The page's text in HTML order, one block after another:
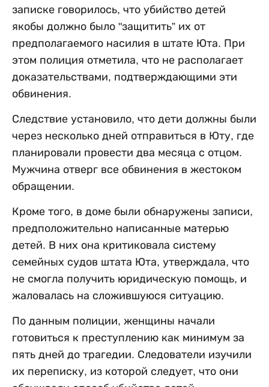
записке говорилось, что убийство детей
якобы должно было "защитить” их от
предполагаемого насилия в штате Юта. При
этом полиция отметила, что не располагает
доказательствами, подтверждающими эти
обвинения.
Следствие установило, что дети должны были
через несколько дней отправиться в Юту, где
планировали провести два месяца с отцом.
Мужчина отверг все обвинения в жестоком
обращении.
Кроме того, в доме были обнаружены записи,
предположительно написанные матерью
детей. В них она критиковала систему
семейных судов штата Юта, утверждала, что
не смогла получить юридическую помощь, и
жаловалась на сложившуюся ситуацию.
По данным полиции, женщины начали
готовиться к преступлению как минимум за
пять дней до трагедии. Следователи изучили
их переписку, из которой следует, что они